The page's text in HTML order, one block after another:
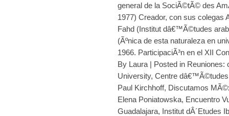
general de la SociÃ©tÃ© des
1977) Creador, con sus
Fahd (Institut dâ€™Ã©tudes
(Ãºnica de esta naturaleza en
1966. ParticipaciÃ³n en el XII
By Laura | Posted in Reuniones:
University, Centre
Paul Kirchhoff, Discutamos
Elena Poniatowska, Encuentro
Guadalajara, Institut dÂ´Etudes